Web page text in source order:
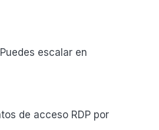
escalar en
de acceso RDP por